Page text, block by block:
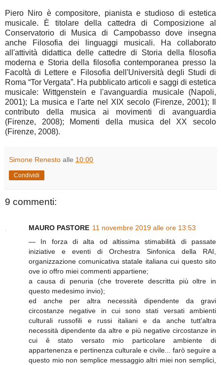
Piero Niro è compositore, pianista e studioso di estetica
musicale. È titolare della cattedra di Composizione al
Conservatorio di Musica di Campobasso dove insegna
anche Filosofia dei linguaggi musicali. Ha collaborato
all'attività didattica delle cattedre di Storia della filosofia
moderna e Storia della filosofia contemporanea presso la
Facoltà di Lettere e Filosofia dell'Università degli Studi di
Roma “Tor Vergata”. Ha pubblicato articoli e saggi di estetica
musicale: Wittgenstein e l'avanguardia musicale (Napoli,
2001); La musica e l'arte nel XIX secolo (Firenze, 2001); Il
contributo della musica ai movimenti di avanguardia
(Firenze, 2008); Momenti della musica del XX secolo
(Firenze, 2008).
Simone Renesto alle 10:00
Condividi
9 commenti:
MAURO PASTORE 11 novembre 2019 alle ore 13:53
— In forza di alta od altissima stimabilità di passate
iniziative e eventi di Orchestra Sinfonica della RAI,
organizzazione comunicativa statale italiana cui questo sito
ove io offro miei commenti appartiene;
a causa di penuria (che troverete descritta più oltre in
questo medesimo invio);
ed anche per altra necessità dipendente da gravi
circostanze negative in cui sono stati versati ambienti
culturali russofili e russi italiani e da anche tutt'altra
necessità dipendente da altre e più negative circostanze in
cui ê stato versato mio particolare ambiente di
appartenenza e pertinenza culturale e civile... farò seguire a
questo mio non semplice messaggio altri miei non semplici,